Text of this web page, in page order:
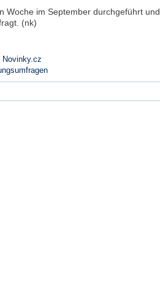
Woche im September durchgeführt und
(nk)
Novinky.cz